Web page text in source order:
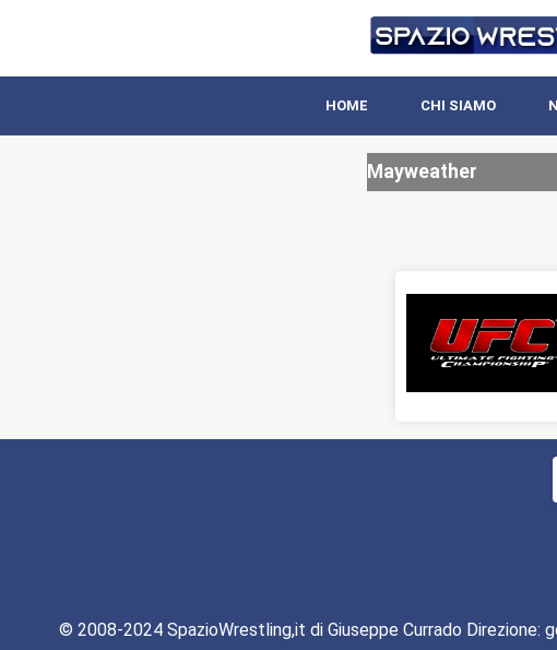
HOME CHI SIAMO
Mayweather
© 2008-2024 SpazioWrestling,it di Giuseppe Currado Direzione: